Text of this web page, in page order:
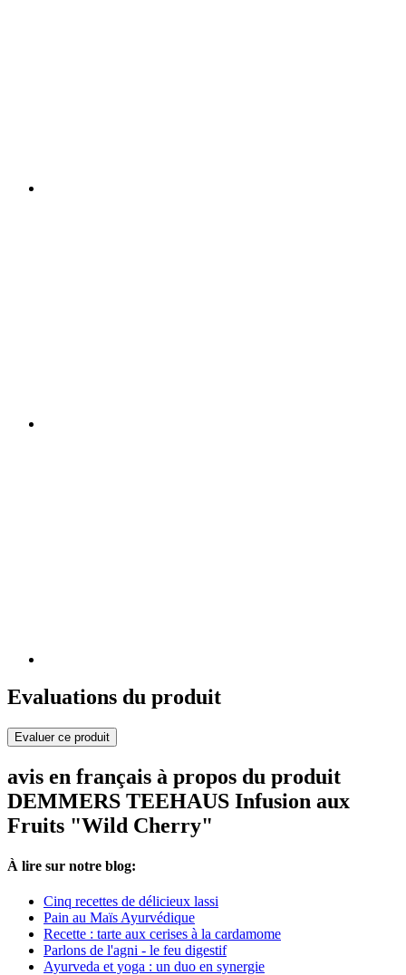
Evaluations du produit
Evaluer ce produit
avis en français à propos du produit
DEMMERS TEEHAUS Infusion aux
Fruits "Wild Cherry"
À lire sur notre blog:
Cinq recettes de délicieux lassi
Pain au Maïs Ayurvédique
Recette : tarte aux cerises à la cardamome
Parlons de l'agni - le feu digestif
Ayurveda et yoga : un duo en synergie